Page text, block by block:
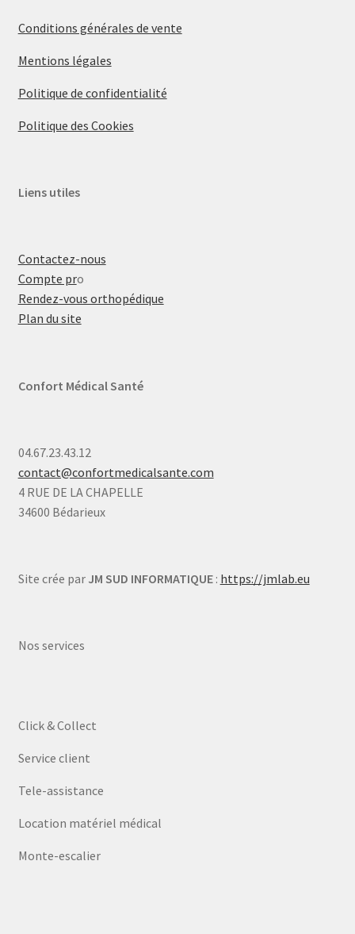
Conditions générales de vente
Mentions légales
Politique de confidentialité
Politique des Cookies
Liens utiles
Contactez-nous
Compte pro
Rendez-vous orthopédique
Plan du site
Confort Médical Santé
04.67.23.43.12
contact@confortmedicalsante.com
4 RUE DE LA CHAPELLE
34600 Bédarieux
Site crée par JM SUD INFORMATIQUE: https://jmlab.eu
Nos services
Click & Collect
Service client
Tele-assistance
Location matériel médical
Monte-escalier